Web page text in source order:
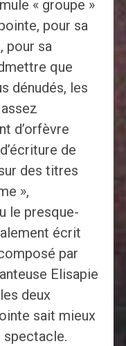
« groupe »
pour sa
pour sa
que
dénudés, les
d’orfèvre
de
des titres
»,
le presque-
écrit
par
Elisapie
deux
sait mieux
spectacle.